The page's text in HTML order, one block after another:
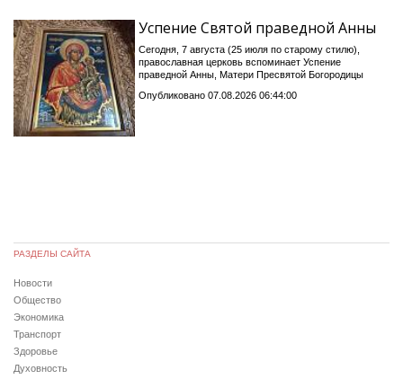
Успение Святой праведной Анны
Сегодня, 7 августа (25 июля по старому стилю),
православная церковь вспоминает Успение
праведной Анны, Матери Пресвятой Богородицы
Опубликовано 07.08.2026 06:44:00
РАЗДЕЛЫ САЙТА
Новости
Общество
Экономика
Транспорт
Здоровье
Духовность